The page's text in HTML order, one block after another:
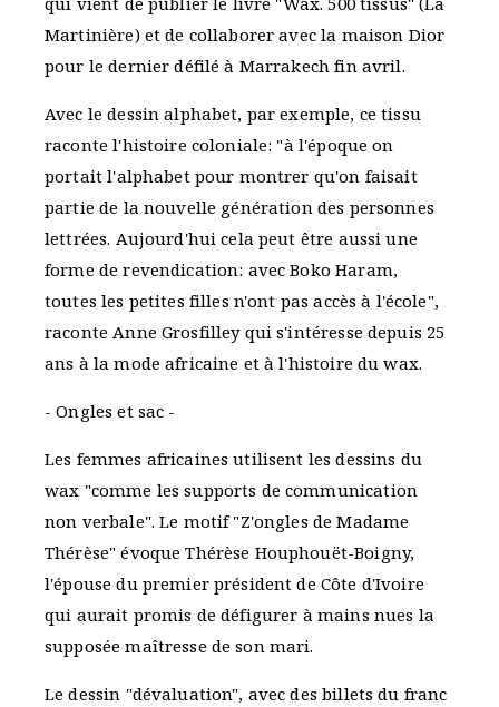
Martinière) et de collaborer avec la maison Dior
pour le dernier défilé à Marrakech fin avril.
Avec le dessin alphabet, par exemple, ce tissu
raconte l'histoire coloniale: "à l'époque on
portait l'alphabet pour montrer qu'on faisait
partie de la nouvelle génération des personnes
lettrées. Aujourd'hui cela peut être aussi une
forme de revendication: avec Boko Haram,
toutes les petites filles n'ont pas accès à l'école",
raconte Anne Grosfilley qui s'intéresse depuis 25
ans à la mode africaine et à l'histoire du wax.
- Ongles et sac -
Les femmes africaines utilisent les dessins du
wax "comme les supports de communication
non verbale". Le motif "Z'ongles de Madame
Thérèse" évoque Thérèse Houphouët-Boigny,
l'épouse du premier président de Côte d'Ivoire
qui aurait promis de défigurer à mains nues la
supposée maîtresse de son mari.
Le dessin "dévaluation", avec des billets du franc